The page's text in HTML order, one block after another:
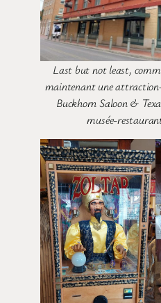
Last but not least,
maintenant une
Buckhorn Saloon &
musée-